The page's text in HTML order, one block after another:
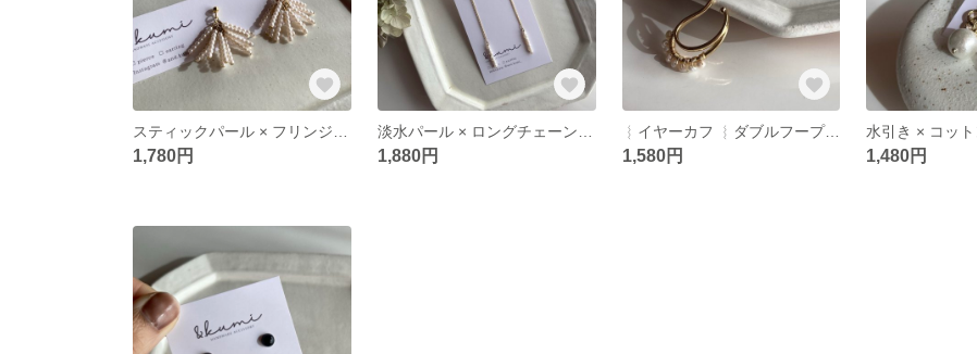
1,780円 1,880円
︴イヤーカフ ︴ダブルフープ × 淡水パール （ 片耳 ）
1,580円 1,480円